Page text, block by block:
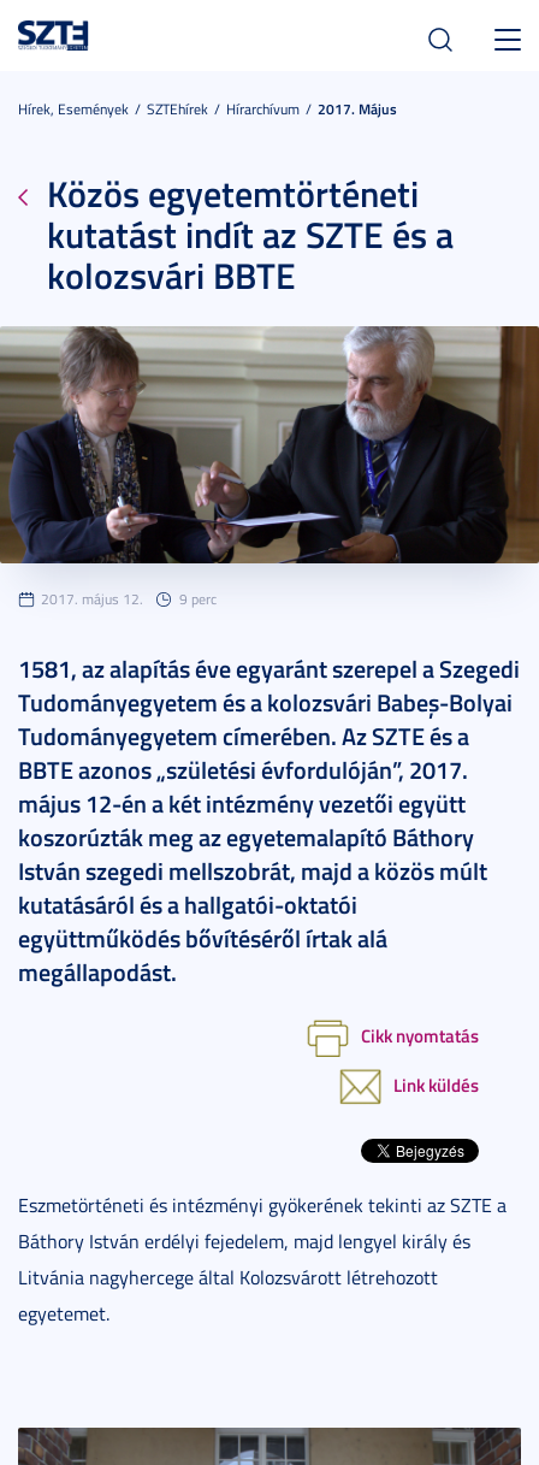
Hírek, Események SZTEhírek Hírarchívum 2017. Május
Közös egyetemtörténeti
kutatást indít az SZTE és a
kolozsvári BBTE
2017. május 12. 9 perc
1581, az alapítás éve egyaránt szerepel a Szegedi
Tudományegyetem és a kolozsvári Babeş-Bolyai
Tudományegyetem címerében. Az SZTE és a
BBTE azonos „születési évfordulóján”, 2017.
május 12-én a két intézmény vezetői együtt
koszorúzták meg az egyetemalapító Báthory
István szegedi mellszobrát, majd a közös múlt
kutatásáról és a hallgatói-oktatói
együttműködés bővítéséről írtak alá
megállapodást.
Cikk nyomtatás
Link küldés
Eszmetörténeti és intézményi gyökerének tekinti az SZTE a
Báthory István erdélyi fejedelem, majd lengyel király és
Litvánia nagyhercege által Kolozsvárott létrehozott
egyetemet.